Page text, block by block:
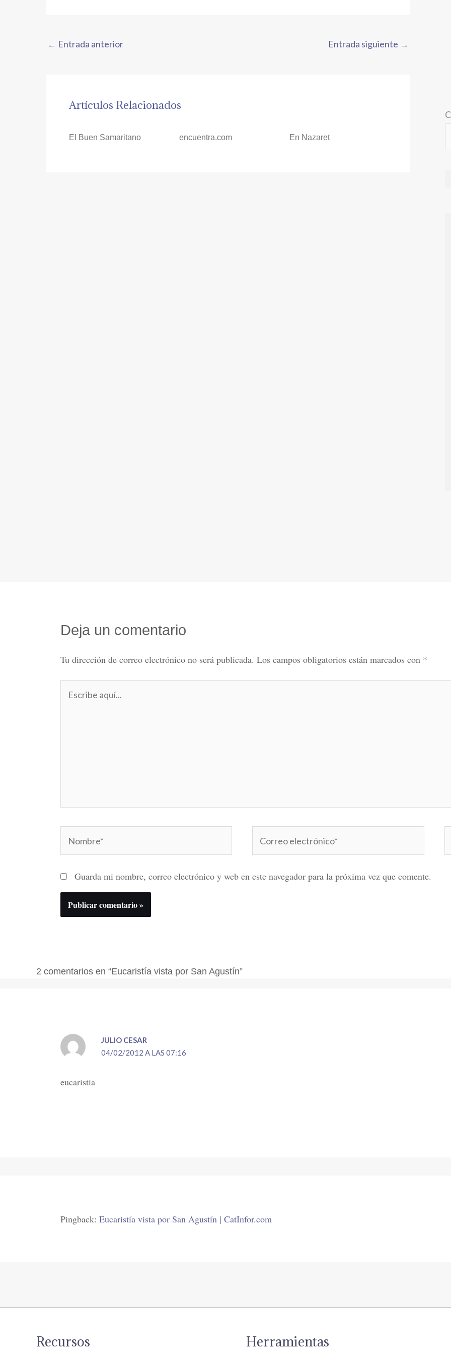
← Entrada anterior Entrada siguiente →
Artículos Relacionados
El Buen Samaritano encuentra.com En Nazaret
Deja un comentario
Tu dirección de correo electrónico no será publicada. Los campos obligatorios están marcados con *
aquí...
electrónico*
Guarda mi nombre, correo electrónico y web en este navegador para la próxima vez que comente.
2 comentarios en “Eucaristía vista por San Agustín”
JULIO CESAR
04/02/2012 A LAS 07:16
eucaristia
Pingback:Eucaristía vista por San Agustín | CatInfor.com
Recursos Herramientas